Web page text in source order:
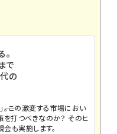
で
の
。この激変する市場におい
を打つべきなのか？ そのヒ
も実施します。